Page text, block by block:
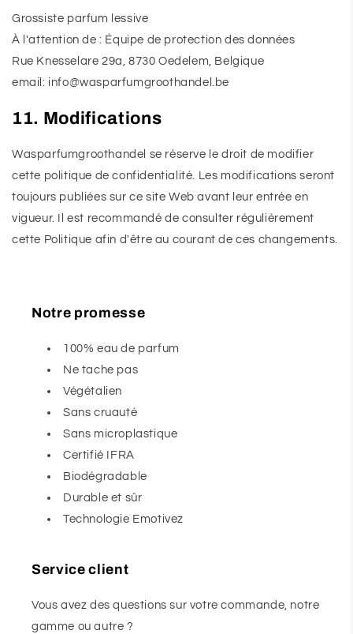
Grossiste parfum lessive
À l'attention de : Équipe de protection des données
Rue Knesselare 29a, 8730 Oedelem, Belgique
email: info@wasparfumgroothandel.be
11. Modifications
Wasparfumgroothandel se réserve le droit de modifier
cette politique de confidentialité. Les modifications seront
toujours publiées sur ce site Web avant leur entrée en
vigueur. Il est recommandé de consulter régulièrement
cette Politique afin d'être au courant de ces changements.
Notre promesse
100% eau de parfum
Ne tache pas
Végétalien
Sans cruauté
Sans microplastique
Certifié IFRA
Biodégradable
Durable et sûr
Technologie Emotivez
Service client
Vous avez des questions sur votre commande, notre
gamme ou autre ?